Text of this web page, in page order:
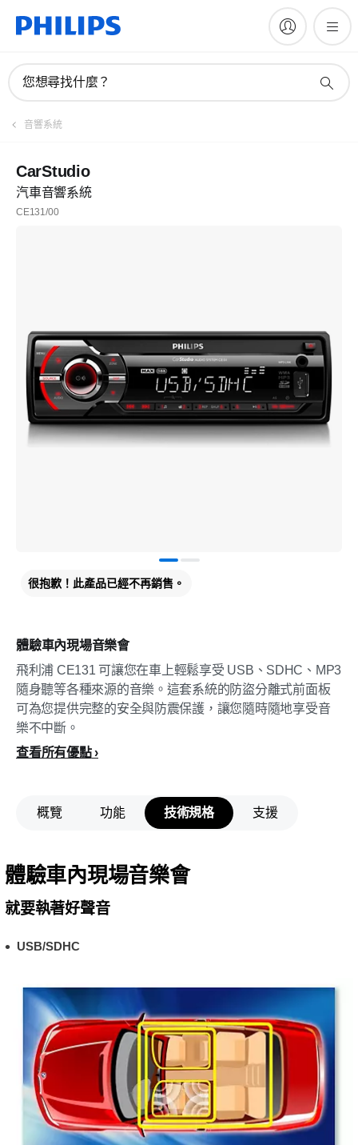
您想尋找什麼？
音響系統
CarStudio
汽車音響系統
CE131/00
體驗車內現場音樂會
飛利浦 CE131 可讓您在車上輕鬆享受 USB、SDHC、MP3
隨身聽等各種來源的音樂。這套系統的防盜分離式前面板
可為您提供完整的安全與防震保護，讓您隨時隨地享受音
樂不中斷。
查看所有優點
很抱歉！此產品已經不再銷售。
概覽 功能 技術規格 支援
體驗車內現場音樂會
就要執著好聲音
USB/SDHC